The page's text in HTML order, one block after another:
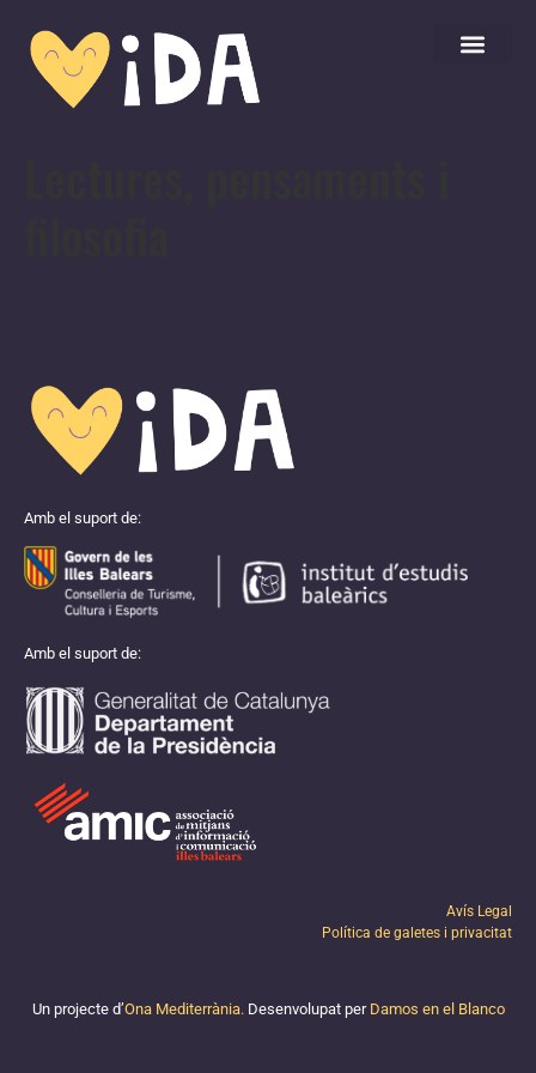
Amb el suport de:
Amb el suport de:
Avís Legal
Política de galetes i privacitat
Un projecte d’Ona Mediterrània. Desenvolupat per Damos en el Blanco